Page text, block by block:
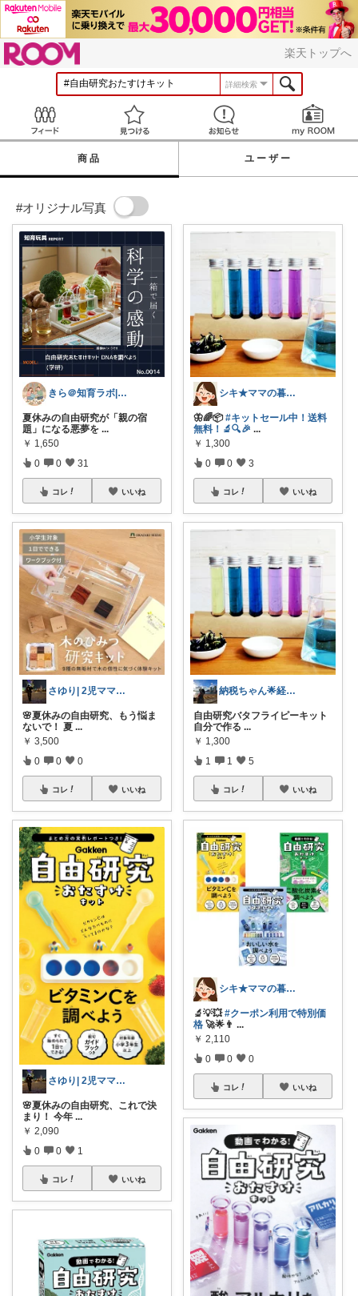
楽天トップへ
詳細検索
見つける お知らせ
商品 ユーザー
#オリジナル写真
きら＠知育ラボ| 育児関連グッズカタログ
夏休みの自由研究が「親の宿
題」になる悪夢を ...
￥ 1,650
0 0 31
コレ いいね
さゆり| 2児ママお買い物メモ🧸
🌸夏休みの自由研究、もう悩ま
ないで！ 夏 ...
￥ 3,500
0 0 0
コレ いいね
さゆり| 2児ママお買い物メモ🧸
🌸夏休みの自由研究、これで決
まり！ 今年 ...
￥ 2,090
0 0 1
コレ いいね
シキ★ママの暮らし、キッズ
🦋🌈📦#キットセール中！送料
無料！🔬🔍🎉 ...
￥ 1,300
0 0 3
コレ いいね
納税ちゃん🌟経由購入★
自由研究バタフライピーキット
自分で作る ...
￥ 1,300
1 1 5
コレ いいね
シキ★ママの暮らし、キッズ
🔬💡💥#クーポン利用で特別価
格 🚀🌟👨‍ ...
￥ 2,110
0 0 0
コレ いいね